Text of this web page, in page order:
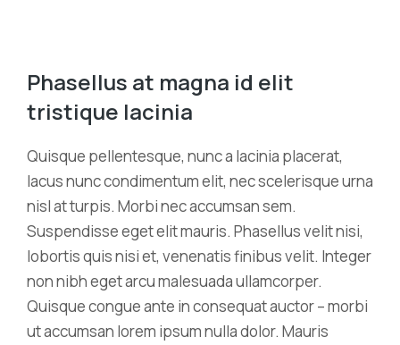
Phasellus at magna id elit
tristique lacinia
Quisque pellentesque, nunc a lacinia placerat,
lacus nunc condimentum elit, nec scelerisque urna
nisl at turpis. Morbi nec accumsan sem.
Suspendisse eget elit mauris. Phasellus velit nisi,
lobortis quis nisi et, venenatis finibus velit. Integer
non nibh eget arcu malesuada ullamcorper.
Quisque congue ante in consequat auctor – morbi
ut accumsan lorem ipsum nulla dolor. Mauris